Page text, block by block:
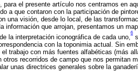
para el presente artículo nos centramos en
a que contaron con la participación de
una visión, desde lo local, de las
información que arrojan, presentamos un
la interpretación iconográfica de cada uno,
6
con la toponimia actual. Sin
trabajo con más fuentes alfabéticas (más
recorridos de campo que nos permitan
unas directrices generales sobre la